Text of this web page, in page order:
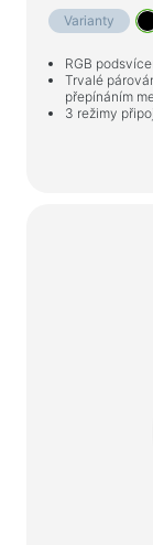
Varianty
RGB
Trvalé
přepínáním
3 režimy